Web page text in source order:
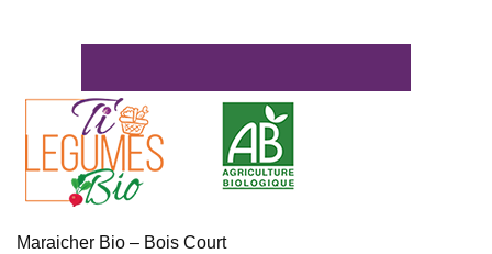
Maraicher Bio – Bois Court